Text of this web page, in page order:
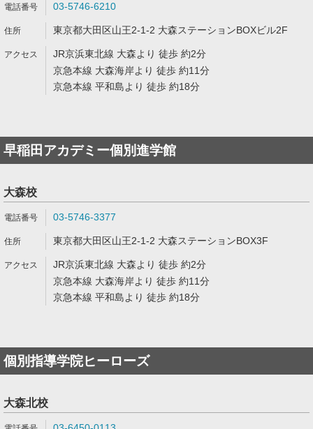
03-5746-6210
東京都大田区山王2-1-2 大森ステーションBOXビル2F
JR京浜東北線 大森より 徒歩 約2分
京急本線 大森海岸より 徒歩 約11分
京急本線 平和島より 徒歩 約18分
早稲田アカデミー個別進学館
大森校
03-5746-3377
東京都大田区山王2-1-2 大森ステーションBOX3F
JR京浜東北線 大森より 徒歩 約2分
京急本線 大森海岸より 徒歩 約11分
京急本線 平和島より 徒歩 約18分
個別指導学院ヒーローズ
大森北校